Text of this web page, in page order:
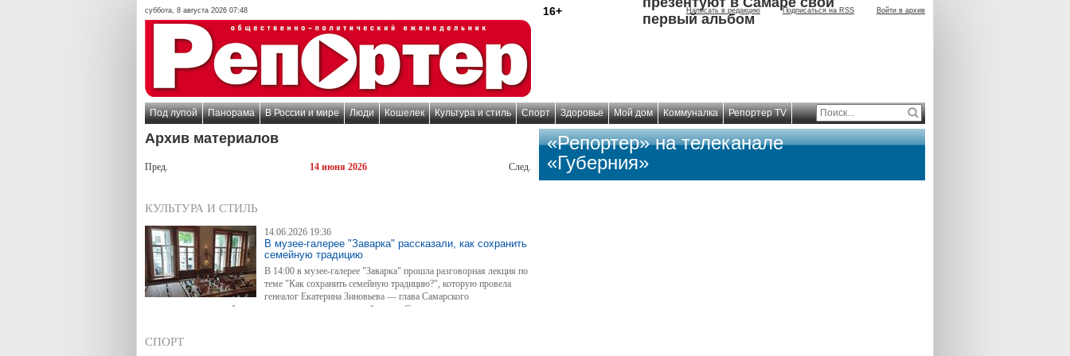
суббота, 8 августа 2026 07:48 16+ Написать в редакцию Подписаться на RSS Войти в архив
первый альбом
Под лупой Панорама В России и мире Люди Кошелек Культура и стиль Спорт Здоровье Мой дом Коммуналка Репортер TV
Архив материалов
Пред. 14 июня 2026 След.
КУЛЬТУРА И СТИЛЬ
14.06.2026 19:36
В музее-галерее "Заварка" рассказали, как сохранить
семейную традицию
В 14:00 в музее-галерее "Заварка" прошла разговорная лекция по
теме "Как сохранить семейную традицию?", которую провела
генеалог Екатерина Зиновьева — глава Самарского
генеалогического клуба, крупного генеалогического сообщества Самары.
СПОРТ
«Репортер» на телеканале
«Губерния»